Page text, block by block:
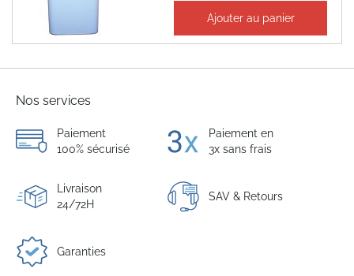
212,07 €
176,72 € Ajouter au panier
Nos services
Paiement
100% sécurisé
Paiement en
3x sans frais
Livraison
24/72H
SAV & Retours
Garanties